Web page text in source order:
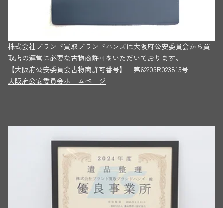
株式会社ブランド買取ブランドハンズは大阪府公安委員会から買
取店の運営に必要な古物商許可をいただいております。
【大阪府公安委員会古物商許可番号】 第62203R023815号
大阪府公安委員会ホームページ